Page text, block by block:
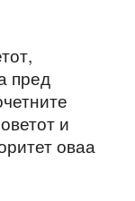
пред
и
оваа